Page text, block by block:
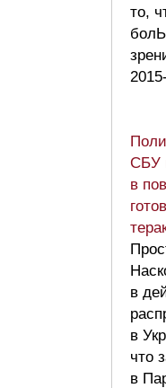
то,
СБУ
в
в
в
что
в